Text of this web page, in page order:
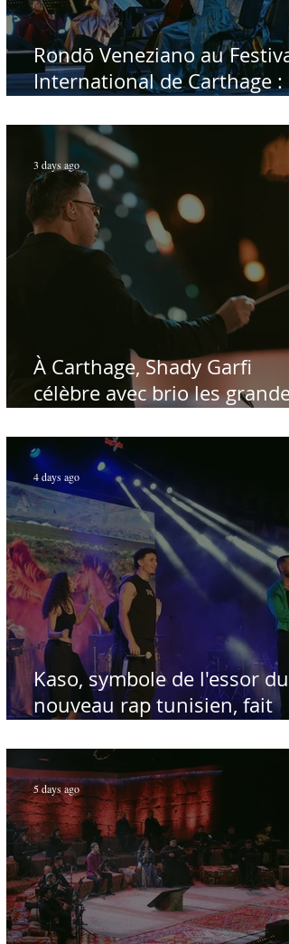
Rondō Veneziano au Festival
International de Carthage :
public tunisien
À Carthage, Shady Garfi
célèbre avec brio les grandes
Par Sofien Manaï
3 days ago
Kaso, symbole de l'essor du
nouveau rap tunisien, fait
international de Sfax - Par
Sofien Manaï
4 days ago
5 days ago